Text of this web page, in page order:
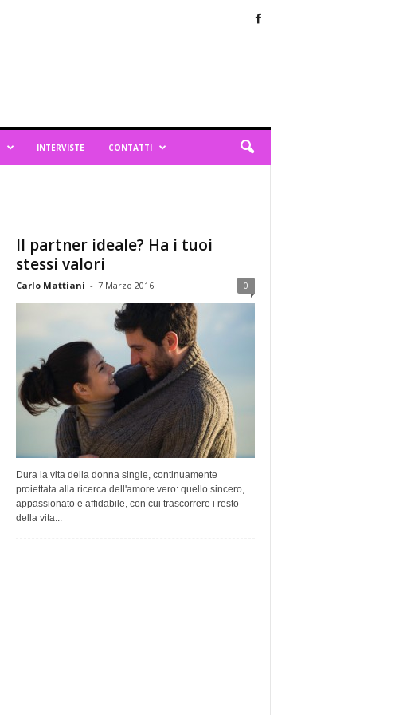
INTERVISTE CONTATTI
Il partner ideale? Ha i tuoi
stessi valori
Carlo Mattiani - 7 Marzo 2016 0
Dura la vita della donna single, continuamente
proiettata alla ricerca dell'amore vero: quello sincero,
appassionato e affidabile, con cui trascorrere i resto
della vita...